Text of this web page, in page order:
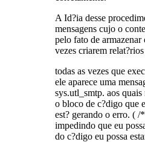
A Id?ia desse
mensagens cujo o
pelo fato de
vezes criarem
todas as vezes que
ele aparece uma
sys.utl_smtp. aos
o bloco de c?digo que
est? gerando o erro. (
impedindo que eu
do c?digo eu possa